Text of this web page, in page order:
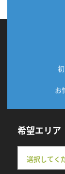
お
希望エリア